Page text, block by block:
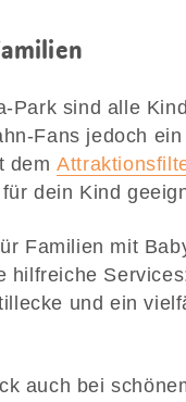
Park sind alle
Fans jedoch
dem
dein Kind
Familien mit
hilfreiche
und ein
auch bei